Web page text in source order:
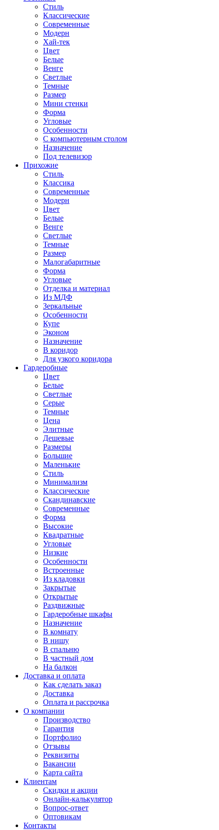
Стиль
Классические
Современные
Модерн
Хай-тек
Цвет
Белые
Венге
Светлые
Темные
Размер
Мини стенки
Форма
Угловые
Особенности
С компьютерным столом
Назначение
Под телевизор
Прихожие
Стиль
Классика
Современные
Модерн
Цвет
Белые
Венге
Светлые
Темные
Размер
Малогабаритные
Форма
Угловые
Отделка и материал
Из МДФ
Зеркальные
Особенности
Купе
Эконом
Назначение
В коридор
Для узкого коридора
Гардеробные
Цвет
Белые
Светлые
Серые
Темные
Цена
Элитные
Дешевые
Размеры
Большие
Маленькие
Стиль
Минимализм
Классические
Скандинавские
Современные
Форма
Высокие
Квадратные
Угловые
Низкие
Особенности
Встроенные
Из кладовки
Закрытые
Открытые
Раздвижные
Гардеробные шкафы
Назначение
В комнату
В нишу
В спальню
В частный дом
На балкон
Доставка и оплата
Как сделать заказ
Доставка
Оплата и рассрочка
О компании
Производство
Гарантия
Портфолио
Отзывы
Реквизиты
Вакансии
Карта сайта
Клиентам
Скидки и акции
Онлайн-калькулятор
Вопрос-ответ
Оптовикам
Контакты